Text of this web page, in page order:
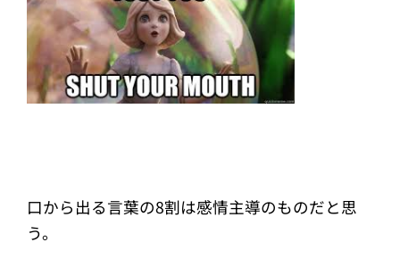
口から出る言葉の8割は感情主導のものだと思
う。